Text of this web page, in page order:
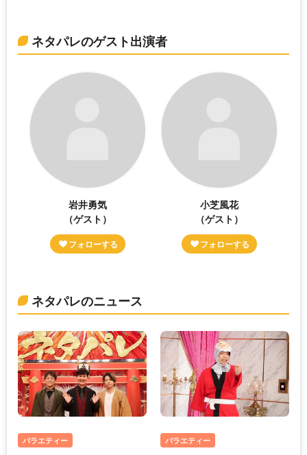
ネタパレのゲスト出演者
岩井勇気
（ゲスト）
小芝風花
（ゲスト）
ネタパレのニュース
バラエティー バラエティー